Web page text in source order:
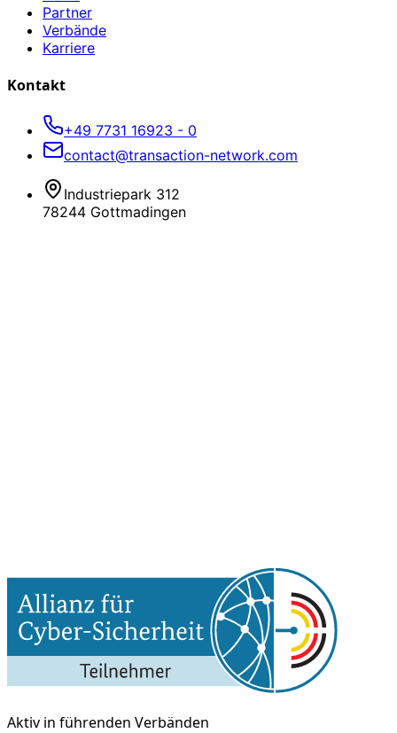
Partner
Verbände
Karriere
Kontakt
+49 7731 16923 - 0
contact@transaction-network.com
Industriepark 312
78244 Gottmadingen
Aktiv in führenden Verbänden